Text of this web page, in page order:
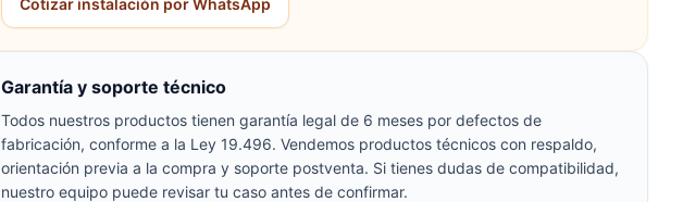
Cotizar instalación por WhatsApp
Garantía y soporte técnico
Todos nuestros productos tienen garantía legal de 6 meses por defectos de
fabricación, conforme a la Ley 19.496. Vendemos productos técnicos con respaldo,
orientación previa a la compra y soporte postventa. Si tienes dudas de compatibilidad,
nuestro equipo puede revisar tu caso antes de confirmar.